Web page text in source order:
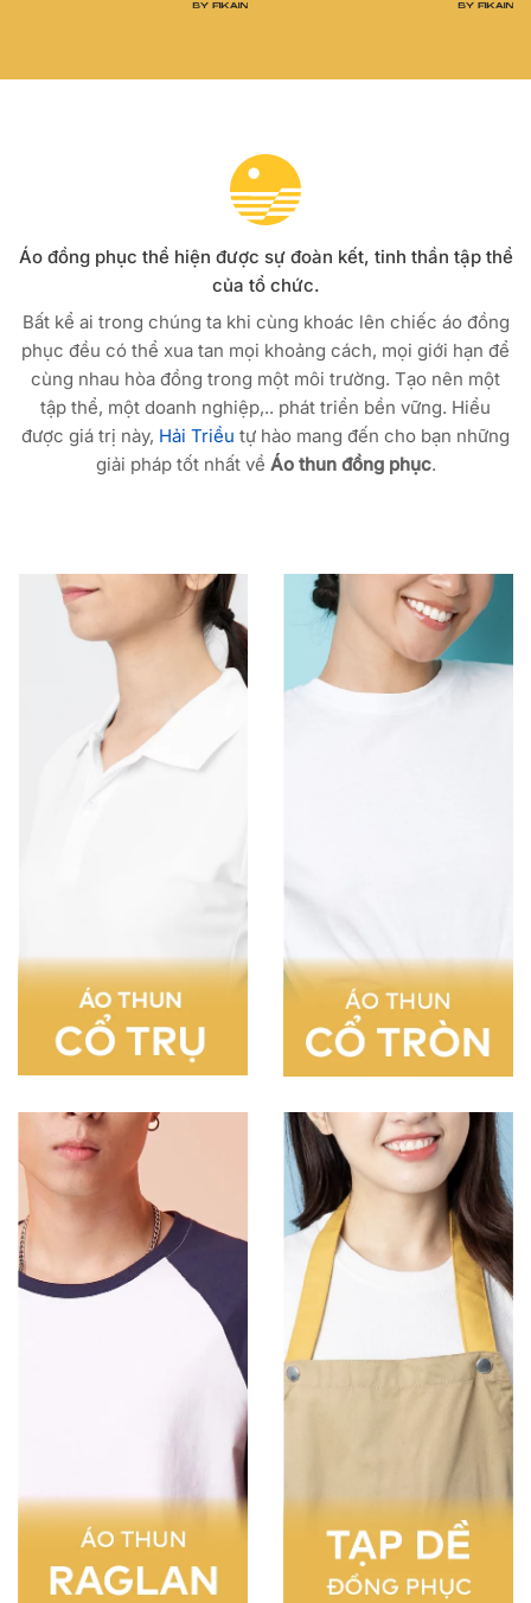
Áo đồng phục thể hiện được sự đoàn kết, tinh thần tập thể
của tổ chức.
Bất kể ai trong chúng ta khi cùng khoác lên chiếc áo đồng
phục đều có thể xua tan mọi khoảng cách, mọi giới hạn để
cùng nhau hòa đồng trong một môi trường. Tạo nên một
tập thể, một doanh nghiệp,.. phát triển bền vững. Hiểu
được giá trị này, Hải Triều tự hào mang đến cho bạn những
giải pháp tốt nhất về Áo thun đồng phục.